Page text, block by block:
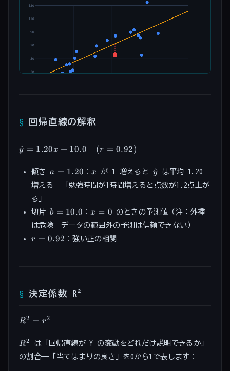
回帰直線の解釈
\hat{y}
+ 10.0
\quad
(r =
0.92)
y
^ = 1.20x + 10.0 (r = 0.92)
傾きa =
1.20
a = 1.20 ： x
x が 1 増えると \hat{y}
y
^ は平均 1.20
増える——「勉強時間が1時間増えると点数が1.2点上が
る」
切片b =
10.0
b = 10.0 ： x
=
0
x = 0 のときの予測値（注：外挿
は危険——データの範囲外の予測は信頼できない）
r =
r = 0.92 ：強い正の相関
決定係数 R²
R^2
r^2
R2 = r2
R^2
R2
は「回帰直線が Y の変動をどれだけ説明できるか」
の割合——「当てはまりの良さ」を0から1で表します：